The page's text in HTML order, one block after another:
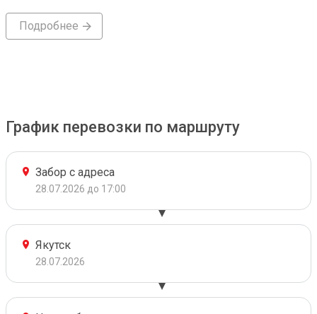
Подробнее
График перевозки по маршруту
Забор с адреса
28.07.2026 до 17:00
Якутск
28.07.2026